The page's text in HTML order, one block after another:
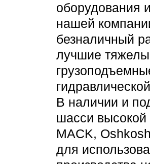
оборудования
нашей
безналичный
лучшие
В наличии и
шасси высокой
MACK,
для